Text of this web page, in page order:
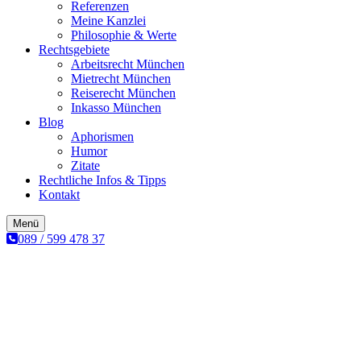
Referenzen
Meine Kanzlei
Philosophie & Werte
Rechtsgebiete
Arbeitsrecht München
Mietrecht München
Reiserecht München
Inkasso München
Blog
Aphorismen
Humor
Zitate
Rechtliche Infos & Tipps
Kontakt
Menü
089 / 599 478 37